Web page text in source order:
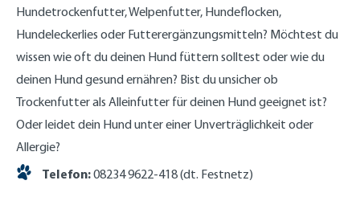
Hundetrockenfutter, Welpenfutter, Hundeflocken,
Hundeleckerlies oder Futterergänzungsmitteln? Möchtest du
wissen wie oft du deinen Hund füttern solltest oder wie du
deinen Hund gesund ernähren? Bist du unsicher ob
Trockenfutter als Alleinfutter für deinen Hund geeignet ist?
Oder leidet dein Hund unter einer Unverträglichkeit oder
Allergie?
Telefon:08234 9622-418 (dt. Festnetz)